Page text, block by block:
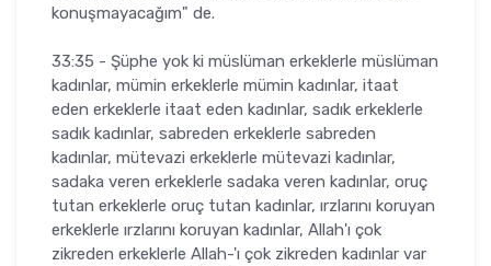
konuşmayacağım" de.
33:35 - Şüphe yok ki müslüman erkeklerle müslüman
kadınlar, mümin erkeklerle mümin kadınlar, itaat
eden erkeklerle itaat eden kadınlar, sadık erkeklerle
sadık kadınlar, sabreden erkeklerle sabreden
kadınlar, mütevazi erkeklerle mütevazi kadınlar,
sadaka veren erkeklerle sadaka veren kadınlar, oruç
tutan erkeklerle oruç tutan kadınlar, ırzlarını koruyan
erkeklerle ırzlarını koruyan kadınlar, Allah'ı çok
zikreden erkeklerle Allah-'ı çok zikreden kadınlar var